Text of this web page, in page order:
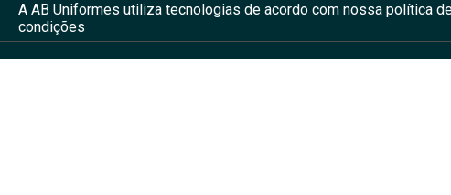
A AB Uniformes utiliza tecnologias de acordo com nossa política
condições